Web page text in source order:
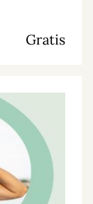
Gratis